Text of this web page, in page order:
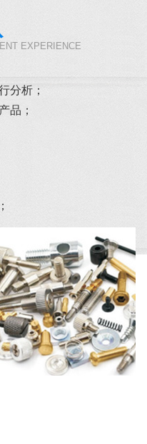
EXPERIENCE
分析；
品；